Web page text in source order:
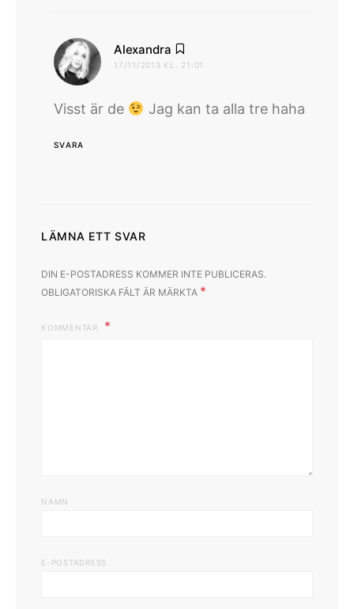
Alexandra
17/11/2013 KL. 21:01
Visst är de Jag kan ta alla tre haha
SVARA
LÄMNA ETT SVAR
DIN E-POSTADRESS KOMMER INTE PUBLICERAS.
OBLIGATORISKA FÄLT ÄR MÄRKTA *
KOMMENTAR
NAMN
E-POSTADRESS